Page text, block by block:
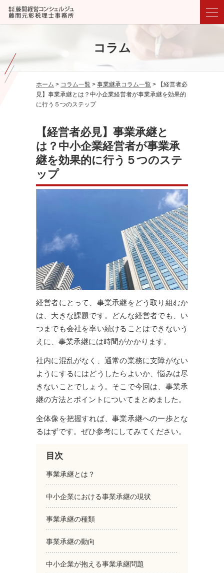
コラム
ホーム > コラム一覧 > 事業継承コラム一覧 >
【経営者必
見】事業承継とは？中小企業経営者が事業承継を効果的
に行う５つのステップ
【経営者必見】事業承継と
は？中小企業経営者が事業承
継を効果的に行う５つのステ
ップ
経営者にとって、事業承継をどう取り組むか
は、大きな課題です。どんな経営者でも、い
つまでも会社を率い続けることはできないう
えに、事業承継には時間がかかります。
社内に混乱がなく、通常の業務に支障がない
ようにするにはどうしたらよいか、悩みは尽
きないことでしょう。そこで今回は、事業承
継の方法とポイントについてまとめました。
全体像を把握すれば、事業承継への一歩とな
るはずです。ぜひ参考にしてみてください。
目次
事業承継とは？
中小企業における事業承継の現状
事業承継の種類
事業承継の動向
中小企業が抱える事業承継問題